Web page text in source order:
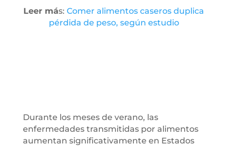
Leer más:Comer alimentos caseros duplica
pérdida de peso, según estudio
Durante los meses de verano, las
enfermedades transmitidas por alimentos
aumentan significativamente en Estados